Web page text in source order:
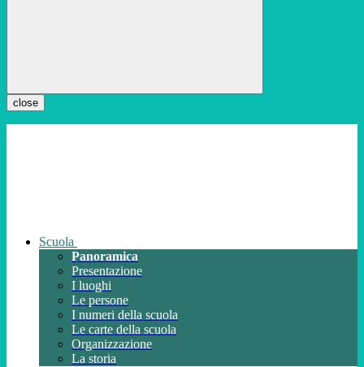
close
Scuola
Panoramica
Presentazione
I luoghi
Le persone
I numeri della scuola
Le carte della scuola
Organizzazione
La storia